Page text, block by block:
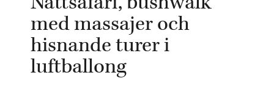
med massajer och
hisnande turer i
luftballong